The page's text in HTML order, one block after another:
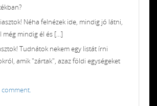
Néha felnézek ide, mindig jó látni,
még mindig él és [...]
Tudnátok nekem egy listát írni
amik "zártak", azaz földi egységeket